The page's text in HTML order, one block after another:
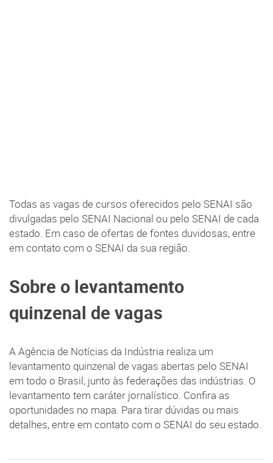
Todas as vagas de cursos oferecidos pelo SENAI são
divulgadas pelo SENAI Nacional ou pelo SENAI de cada
estado. Em caso de ofertas de fontes duvidosas, entre
em contato com o SENAI da sua região.
Sobre o levantamento
quinzenal de vagas
A Agência de Notícias da Indústria realiza um
levantamento quinzenal de vagas abertas pelo SENAI
em todo o Brasil, junto às federações das indústrias. O
levantamento tem caráter jornalístico. Confira as
oportunidades no mapa. Para tirar dúvidas ou mais
detalhes, entre em contato com o SENAI do seu estado.